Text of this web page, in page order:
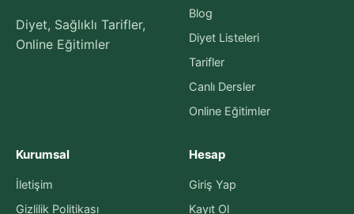
Diyet, Sağlıklı Tarifler,
Online Eğitimler
Blog
Diyet Listeleri
Tarifler
Canlı Dersler
Online Eğitimler
Kurumsal
İletişim
Gizlilik Politikası
Hesap
Giriş Yap
Kayıt Ol